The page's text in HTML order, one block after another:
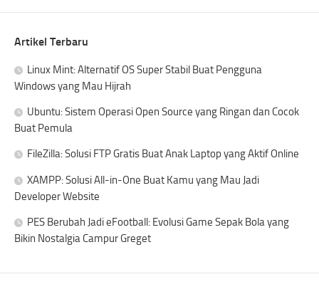
Artikel Terbaru
Linux Mint: Alternatif OS Super Stabil Buat Pengguna
Windows yang Mau Hijrah
Ubuntu: Sistem Operasi Open Source yang Ringan dan Cocok
Buat Pemula
FileZilla: Solusi FTP Gratis Buat Anak Laptop yang Aktif Online
XAMPP: Solusi All-in-One Buat Kamu yang Mau Jadi
Developer Website
PES Berubah Jadi eFootball: Evolusi Game Sepak Bola yang
Bikin Nostalgia Campur Greget